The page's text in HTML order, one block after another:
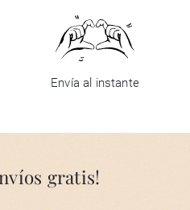
Envía al instante
gratis!